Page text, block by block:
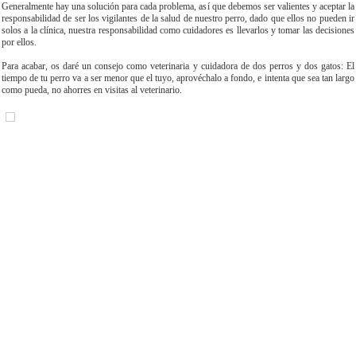
Generalmente hay una solución para cada problema, así que debemos ser valientes y aceptar la
responsabilidad de ser los vigilantes de la salud de nuestro perro, dado que ellos no pueden ir
solos a la clínica, nuestra responsabilidad como cuidadores es llevarlos y tomar las decisiones
por ellos.
Para acabar, os daré un consejo como veterinaria y cuidadora de dos perros y dos gatos: El
tiempo de tu perro va a ser menor que el tuyo, aprovéchalo a fondo, e intenta que sea tan largo
como pueda, no ahorres en visitas al veterinario.